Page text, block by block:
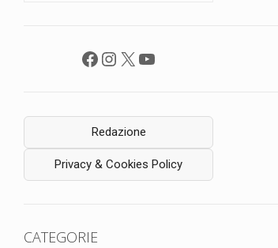
Facebook
Instagram
X YouTube
Redazione
Privacy & Cookies Policy
CATEGORIE